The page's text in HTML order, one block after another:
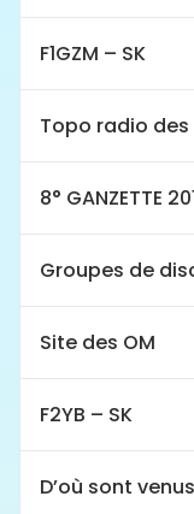
F1GZM – SK
Topo radio des
8° GANZETTE
Groupes de
Site des OM
F2YB – SK
D’où sont